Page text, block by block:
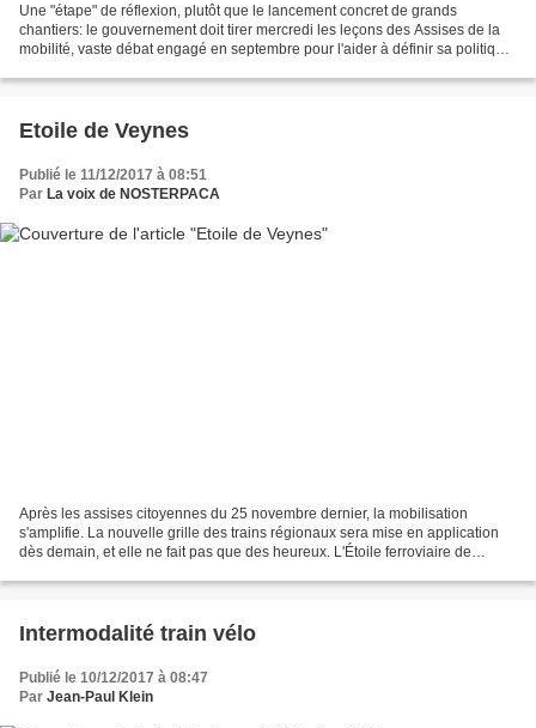
Une "étape" de réflexion, plutôt que le lancement concret de grands
chantiers: le gouvernement doit tirer mercredi les leçons des Assises de la
mobilité, vaste débat engagé en septembre pour l'aider à définir sa politique
Etoile de Veynes
Publié le 11/12/2017 à 08:51
Par La voix de NOSTERPACA
Après les assises citoyennes du 25 novembre dernier, la mobilisation
s'amplifie. La nouvelle grille des trains régionaux sera mise en application
dès demain, et elle ne fait pas que des heureux. L'Étoile ferroviaire de
Intermodalité train vélo
Publié le 10/12/2017 à 08:47
Par Jean-Paul Klein